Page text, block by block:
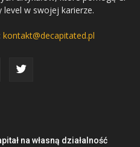
level w swojej karierze.
kontakt@decapitated.pl
na własną działalność